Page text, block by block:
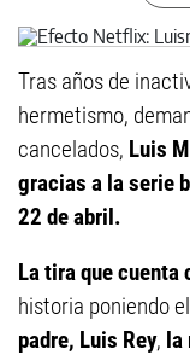
Tras años de
hermetismo,
cancelados, Luis
gracias a la serie
22 de abril.
La tira que cuenta
historia poniendo el
padre, Luis Rey, la